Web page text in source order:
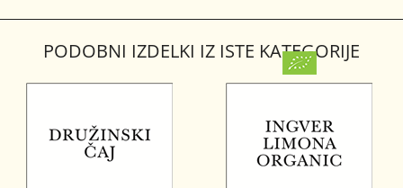
PODOBNI IZDELKI IZ ISTE KATEGORIJE